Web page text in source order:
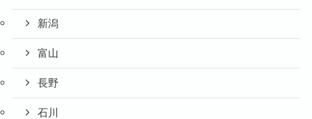
新潟
富山
長野
石川